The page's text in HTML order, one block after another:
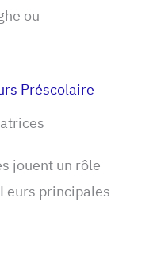
ou
Préscolaire
jouent un rôle
principales